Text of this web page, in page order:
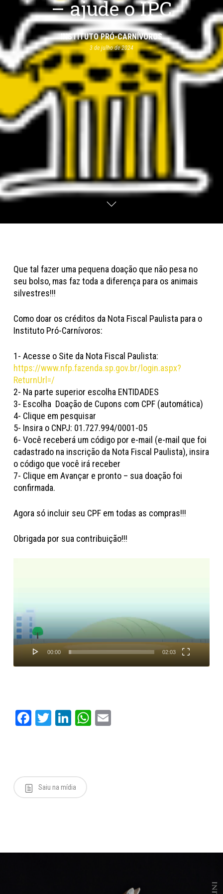
– ajude o IPC
INSTITUTO PRÓ-CARNÍVOROS
3 de julho de 2024
Que tal fazer uma pequena doação que não pesa no
seu bolso, mas faz toda a diferença para os animais
silvestres!!!
Como doar os créditos da Nota Fiscal Paulista para o
Instituto Pró-Carnívoros:
1- Acesse o Site da Nota Fiscal Paulista:
https://www.nfp.fazenda.sp.gov.br/login.aspx?
ReturnUrl=/
2- Na parte superior escolha ENTIDADES
3- Escolha Doação de Cupons com CPF (automática)
4- Clique em pesquisar
5- Insira o CNPJ: 01.727.994/0001-05
6- Você receberá um código por e-mail (e-mail que foi
cadastrado na inscrição da Nota Fiscal Paulista), insira
o código que você irá receber
7- Clique em Avançar e pronto – sua doação foi
confirmada.
Agora só incluir seu CPF em todas as compras!!!
Obrigada por sua contribuição!!!
00:00 02:03
Facebook
Twitter
LinkedIn
WhatsApp
Email
Saiu na mídia